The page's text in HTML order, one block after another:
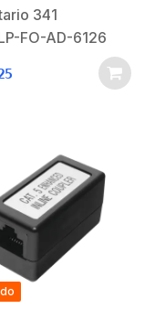
Keystone
341
FO-AD-6126